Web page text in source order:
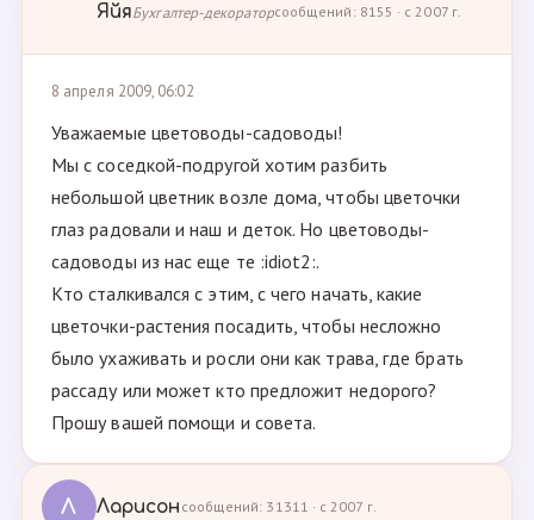
ЯйяБухгалтер-декораторсообщений: 8155 · с 2007 г.
8 апреля 2009, 06:02
Уважаемые цветоводы-садоводы!
Мы с соседкой-подругой хотим разбить
небольшой цветник возле дома, чтобы цветочки
глаз радовали и наш и деток. Но цветоводы-
садоводы из нас еще те :idiot2:.
Кто сталкивался с этим, с чего начать, какие
цветочки-растения посадить, чтобы несложно
было ухаживать и росли они как трава, где брать
рассаду или может кто предложит недорого?
Прошу вашей помощи и совета.
Л Ларисон сообщений: 31311 · с 2007 г.